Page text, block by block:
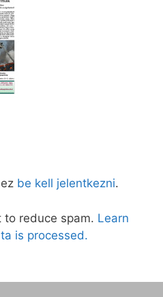
be kell jelentkezni.
to reduce spam. Learn
is processed.